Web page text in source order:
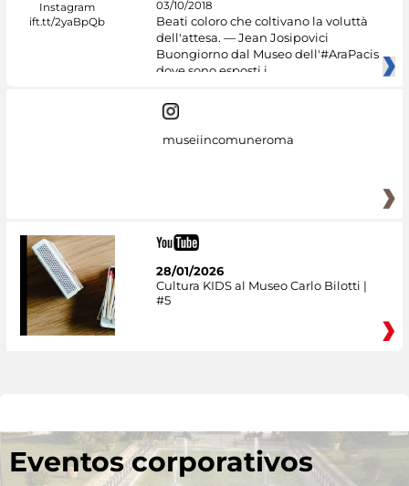
03/10/2018
Beati coloro che coltivano la voluttà
dell'attesa. — Jean Josipovici
Buongiorno dal Museo dell'#AraPacis
dove sono esposti i
museiincomuneroma
28/01/2026
Cultura KIDS al Museo Carlo Bilotti |
#5
Eventos corporativos